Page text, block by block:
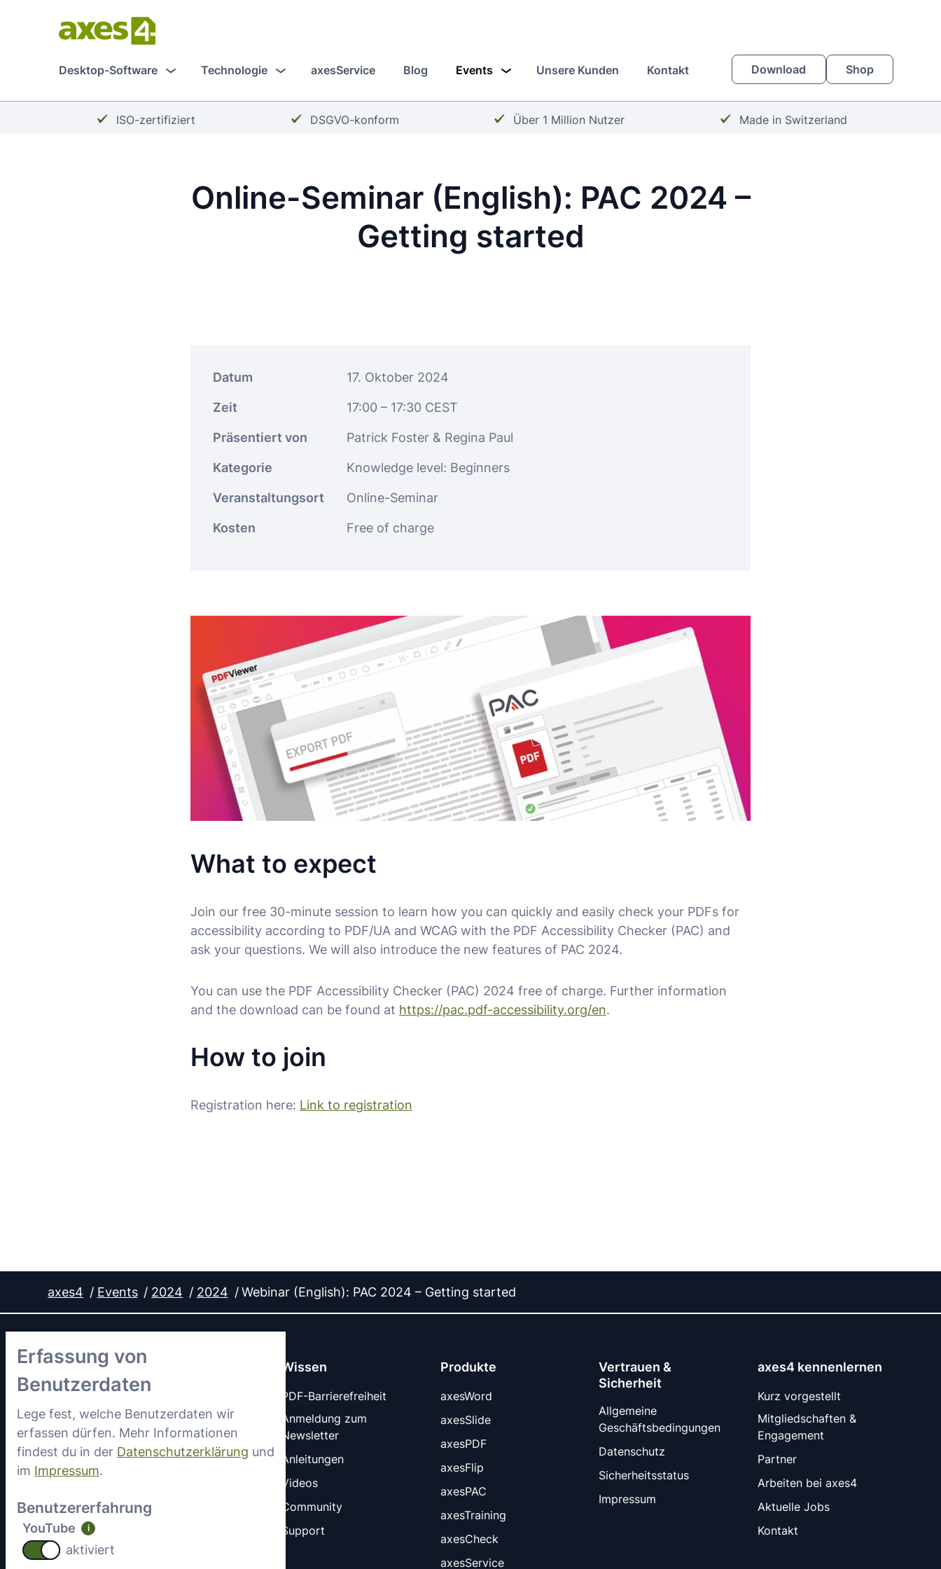
Erfassung von
Benutzerdaten
Lege fest, welche Benutzerdaten wir
erfassen dürfen. Mehr Informationen
findest du in der Datenschutzerklärung und
im Impressum.
Benutzererfahrung
YouTube i
aktiviert
Hauptinhalt
Desktop-Software Technologie axesService Blog Events Unsere Kunden Kontakt Download Shop
Häkchen:
ISO-zertifiziert Häkchen:
DSGVO-konform Häkchen:
Über 1 Million Nutzer Häkchen:
Made in Switzerland
Online-Seminar(English): PAC 2024 –
Getting started
Datum
17. Oktober 2024
Zeit
17:00 – 17:30 CEST
Präsentiert von
Patrick Foster & Regina Paul
Kategorie
Knowledge level: Beginners
Veranstaltungsort
Online-Seminar
Kosten
Free of charge
What to expect
Join our free 30-minute session to learn how you can quickly and easily check your PDFs for
accessibility according to PDF/UA and WCAG with the PDF Accessibility Checker (PAC) and
ask your questions. We will also introduce the new features of PAC 2024.
You can use the PDF Accessibility Checker (PAC) 2024 free of charge. Further information
and the download can be found at https://pac.pdf-accessibility.org/en.
How to join
Registration here: Link to registration
axes4 Events 2024 2024 Webinar (English): PAC 2024 – Getting started
LinkedInYouTube
Wissen
PDF-Barrierefreiheit
Anmeldung zum
Newsletter
Anleitungen
Videos
Community
Support
Produkte
axesWord
axesSlide
axesPDF
axesFlip
axesPAC
axesTraining
axesCheck
axesService
Vertrauen &
Sicherheit
Allgemeine
Geschäftsbedingungen
Datenschutz
Sicherheitsstatus
Impressum
axes4 kennenlernen
Kurz vorgestellt
Mitgliedschaften &
Engagement
Partner
Arbeiten bei axes4
Aktuelle Jobs
Kontakt